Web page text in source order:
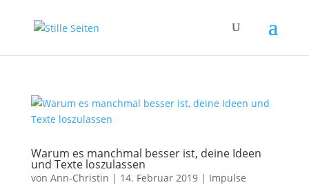
Warum es manchmal besser ist, deine Ideen
und Texte loszulassen
von Ann-Christin | 14. Februar 2019| Impulse